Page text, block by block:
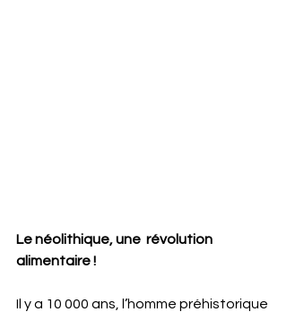
Le néolithique, une  révolution
alimentaire !
Il y a 10 000 ans, l’homme préhistorique